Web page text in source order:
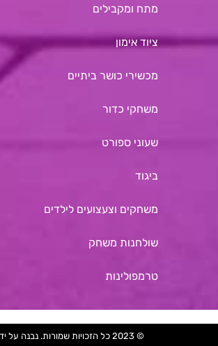
מתח ומקבילים
ציוד אימון
מכשירי כושר ביתיים
משחקי כדור
שעוני ספורט
ביגוד
משחקים וצעצועים לילדים
שולחנות משחק
טרמפולינות
© 2023 כל הזכויות שמורות. נבנה על ידי